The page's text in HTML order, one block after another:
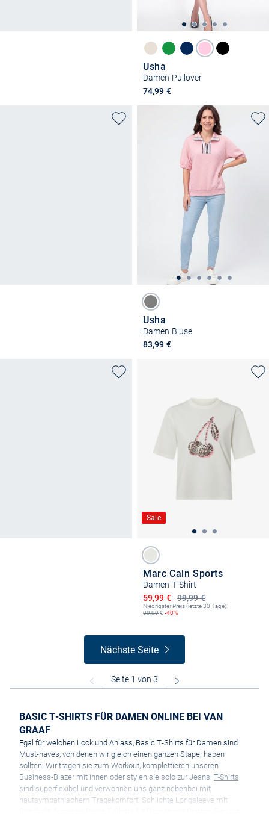
Usha
Damen Pullover
74,99 €
Usha
Damen Bluse
83,99 €
Sale
Marc Cain Sports
Damen T-Shirt
99,99 €
Ermäßigter Preis
59,99 €
Niedrigster Preis (letzte 30 Tage):
99,99€ -40%
Nächste Seite
BASIC T-SHIRTS FÜR DAMEN ONLINE BEI VAN
GRAAF
Egal für welchen Look und Anlass, Basic T-Shirts für Damen sind
Must-haves, von denen wir gleich einen ganzen Stapel haben
sollten. Wir tragen sie zum Workout, komplettieren unseren
Business-Blazer mit ihnen oder stylen sie solo zur Jeans. T-Shirts
sind superflexibel und verwöhnen uns ganz nebenbei mit
hautsympathischem Tragekomfort. Schlichte Longsleeve mit